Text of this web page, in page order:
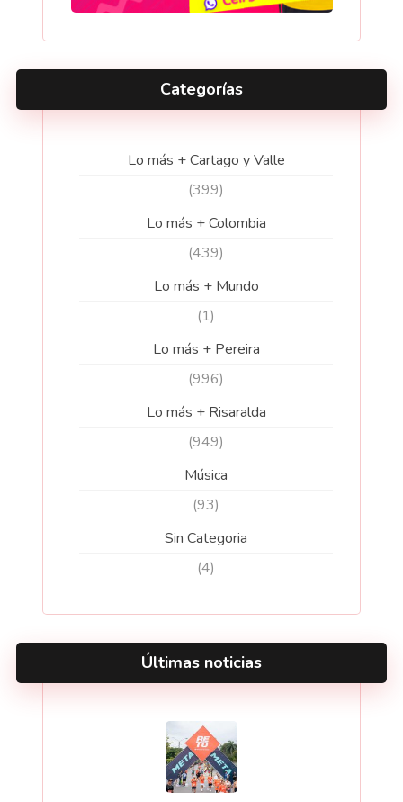
Categorías
Lo más + Cartago y Valle
(399)
Lo más + Colombia
(439)
Lo más + Mundo
(1)
Lo más + Pereira
(996)
Lo más + Risaralda
(949)
Música
(93)
Sin Categoria
(4)
Últimas noticias